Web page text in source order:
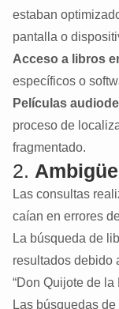
estaban
pantalla o
Acceso a libros
específicos o
Películas
proceso de
fragmentado.
2.
Las consultas
caían en errores
La búsqueda de
resultados debido
“Don Quijote de la
Las búsquedas